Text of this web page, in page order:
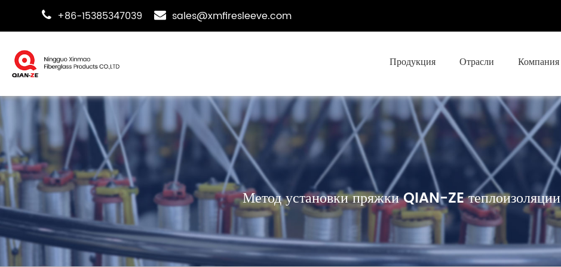
+86-15385347039 sales@xmfiresleeve.com
Продукция Отрасли Компания
Метод установки пряжки QIAN-ZE теплоизоляции